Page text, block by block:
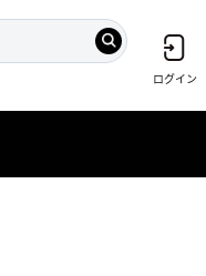
ログイン